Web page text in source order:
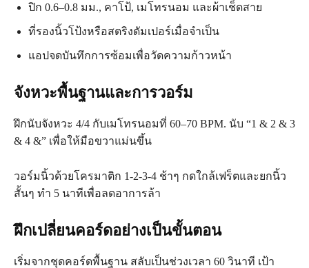
ปิก 0.6–0.8 มม., คาโป้, เมโทรนอม และผ้าเช็ดสาย
ที่รองนิ้วโป้งหรือสตริงดัมเปอร์เมื่อจำเป็น
แอปจดบันทึกการซ้อมเพื่อวัดความก้าวหน้า
จังหวะพื้นฐานและการวอร์ม
ฝึกนับจังหวะ 4/4 กับเมโทรนอมที่ 60–70 BPM. นับ “1 & 2 & 3
& 4 &” เพื่อให้มือขวาแม่นขึ้น
วอร์มนิ้วด้วยโครมาติก 1‑2‑3‑4 ช้าๆ กดใกล้เฟร็ตและยกนิ้ว
สั้นๆ ทำ 5 นาทีเพื่อลดอาการล้า
ฝึกเปลี่ยนคอร์ดอย่างเป็นขั้นตอน
เริ่มจากชุดคอร์ดพื้นฐาน สลับเป็นช่วงเวลา 60 วินาที เป้า